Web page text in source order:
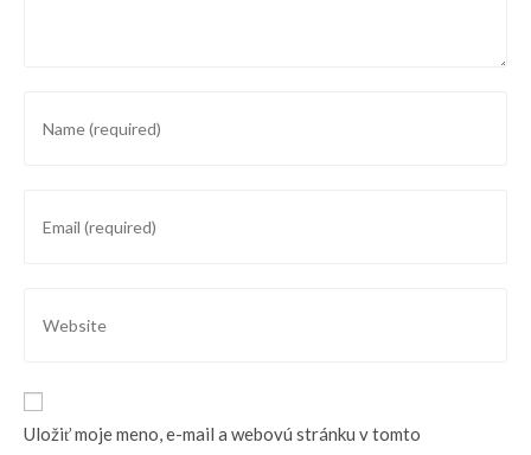
your
username
your
your
URL
Uložiť moje meno, e-mail a webovú stránku v tomto